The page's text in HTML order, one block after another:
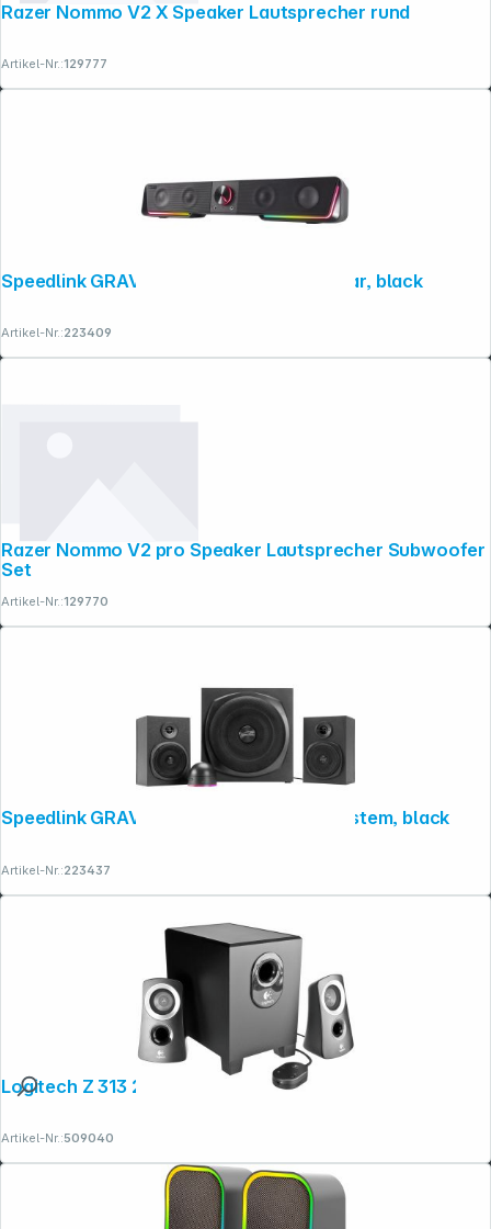
Razer Nommo V2 X Speaker Lautsprecher rund
Artikel-Nr.:129777
Speedlink GRAVITY RGB Stereo Soundbar, black
Artikel-Nr.:223409
Razer Nommo V2 pro Speaker Lautsprecher Subwoofer
Set
Artikel-Nr.:129770
Speedlink GRAVITY LT 2.1 Subwoofer System, black
Artikel-Nr.:223437
Logitech Z 313 2.1 schwarz
Artikel-Nr.:509040